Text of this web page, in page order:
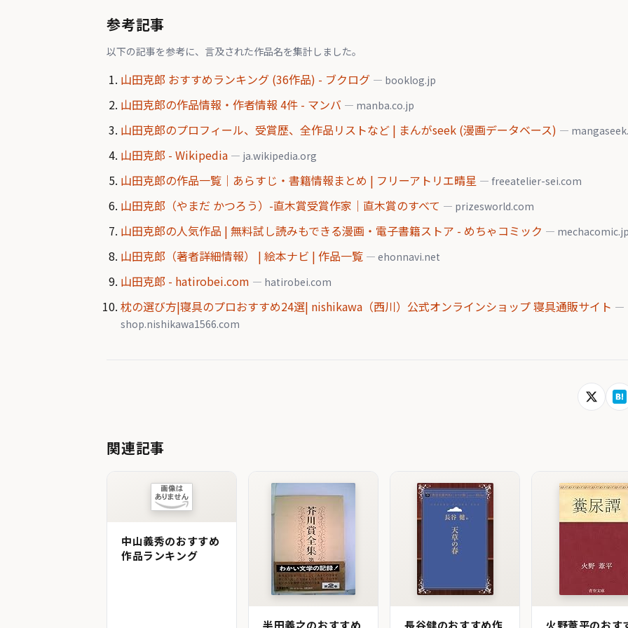
参考記事
以下の記事を参考に、言及された作品名を集計しました。
山田克郎 おすすめランキング (36作品) - ブクログ — booklog.jp
山田克郎の作品情報・作者情報 4件 - マンバ — manba.co.jp
山田克郎のプロフィール、受賞歴、全作品リストなど | まんがseek (漫画データベース) —
山田克郎 - Wikipedia — ja.wikipedia.org
山田克郎の作品一覧｜あらすじ・書籍情報まとめ | フリーアトリエ晴星 — freeatelier-sei.com
山田克郎（やまだ かつろう）-直木賞受賞作家｜直木賞のすべて — prizesworld.com
山田克郎の人気作品 | 無料試し読みもできる漫画・電子書籍ストア - めちゃコミック —
山田克郎（著者詳細情報） | 絵本ナビ | 作品一覧 — ehonnavi.net
山田克郎 - hatirobei.com — hatirobei.com
枕の選び方|寝具のプロおすすめ24選| nishikawa（西川）公式オンラインショップ 寝具通販サイト —
shop.nishikawa1566.com
関連記事
中山義秀のおすすめ
作品ランキング
半田義之のおすすめ 長谷健のおすすめ作 火野葦平のおす